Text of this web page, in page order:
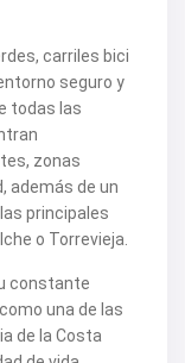
carriles bici
seguro y
todas las
zonas
además de un
principales
o Torrevieja.
constante
una de las
de la Costa